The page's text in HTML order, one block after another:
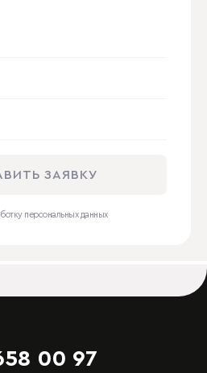
персональных данных
00 97